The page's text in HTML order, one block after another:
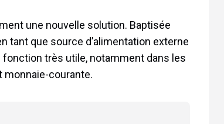
une nouvelle solution. Baptisée
tant que source d’alimentation externe
très utile, notamment dans les
monnaie-courante.